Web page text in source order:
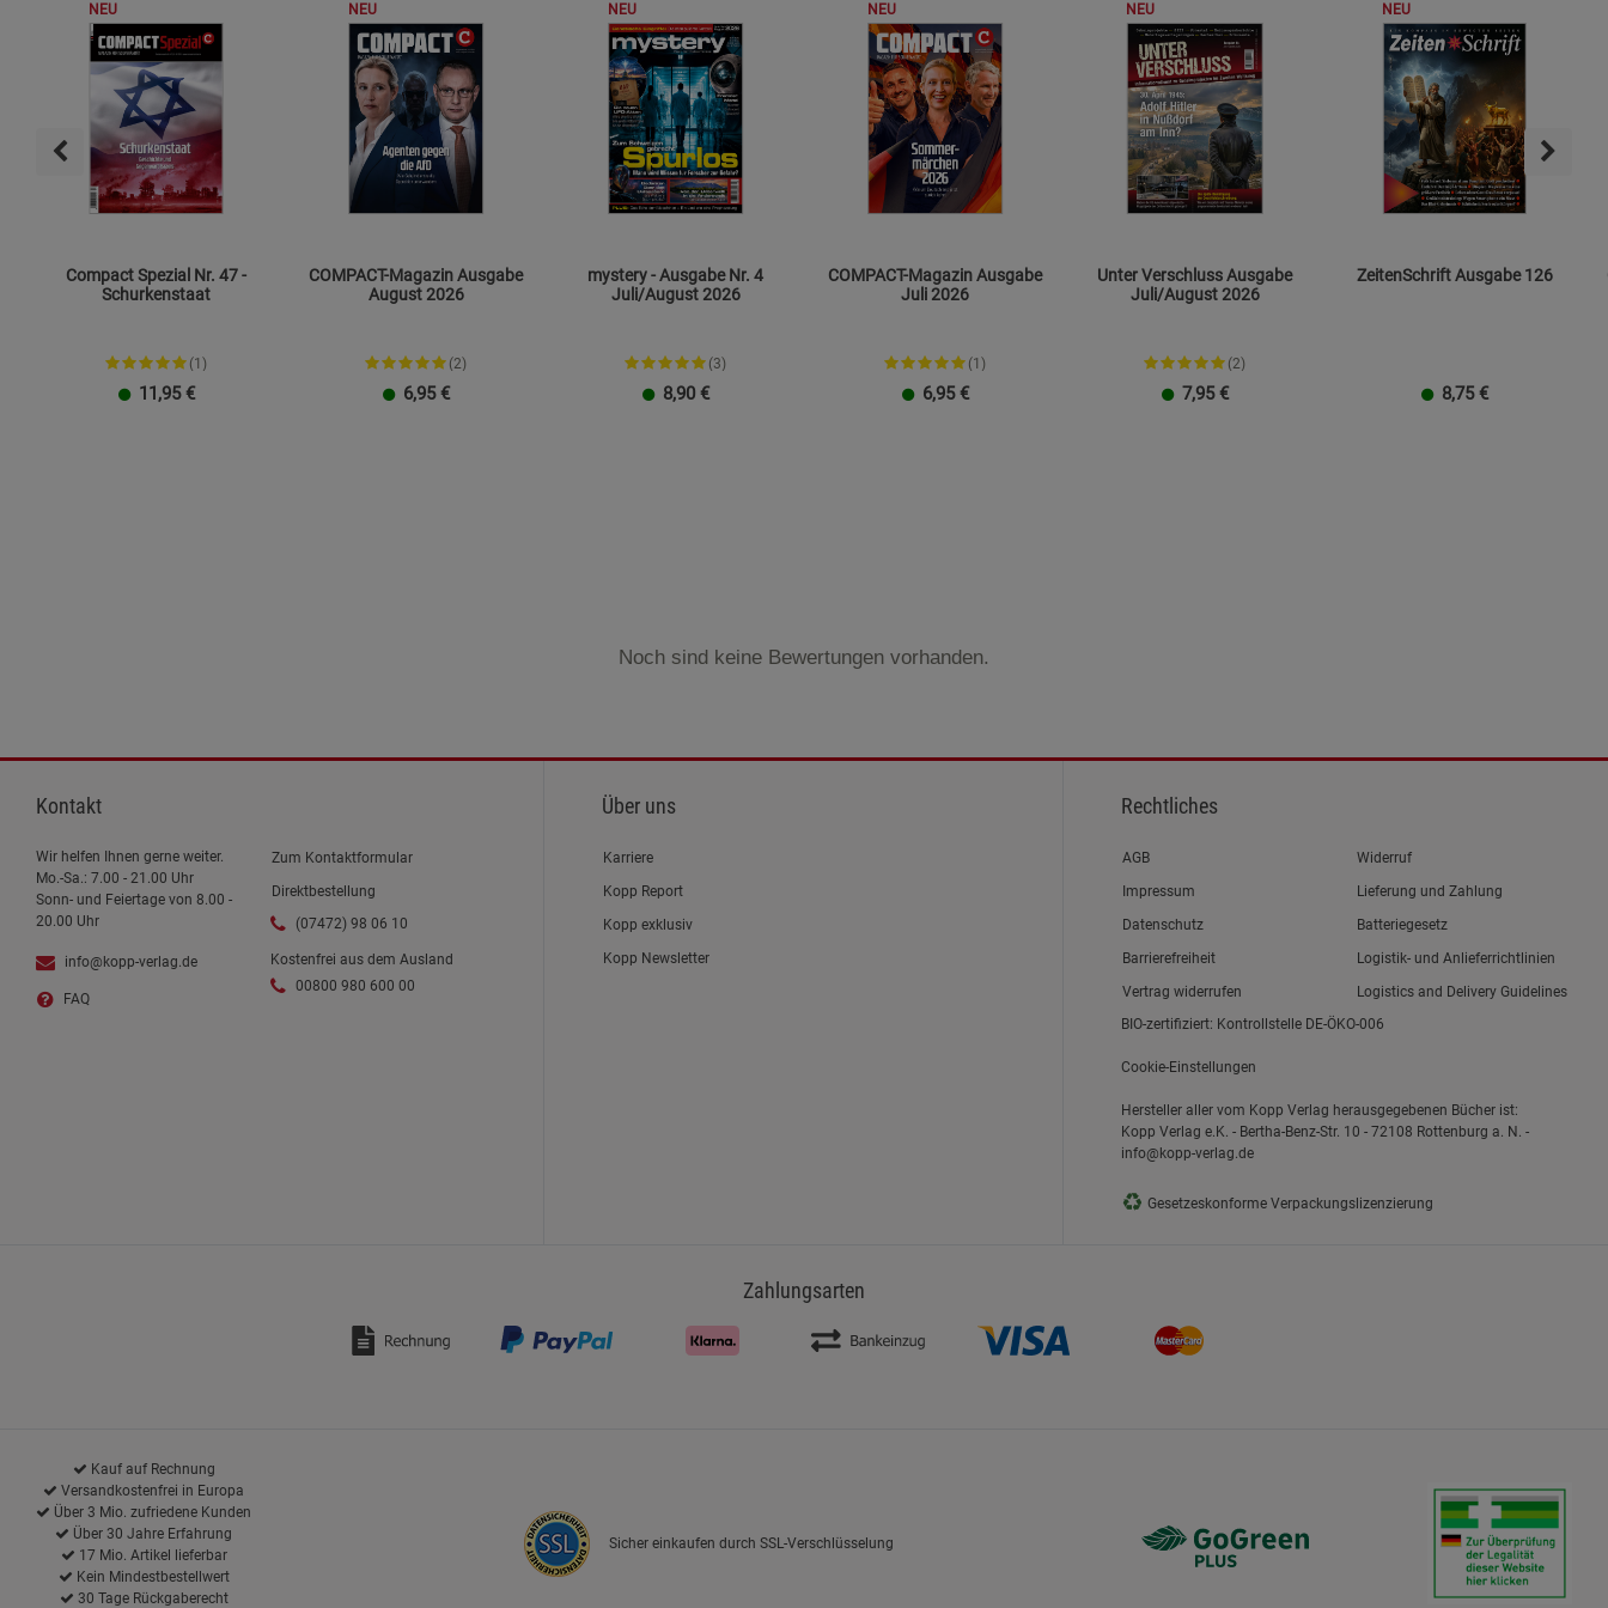
NEU
Compact Spezial Nr. 47 -
Schurkenstaat
(1)
11,95 €
NEU
COMPACT-Magazin Ausgabe
August 2026
(2)
6,95 €
NEU
mystery - Ausgabe Nr. 4
Juli/August 2026
(3)
8,90 €
NEU
COMPACT-Magazin Ausgabe
Juli 2026
(1)
6,95 €
NEU
Unter Verschluss Ausgabe
Juli/August 2026
(2)
7,95 €
NEU
ZeitenSchrift Ausgabe 126
8,75 €
Noch sind keine Bewertungen vorhanden.
Kontakt
Wir helfen Ihnen gerne weiter.
Mo.-Sa.: 7.00 - 21.00 Uhr
Sonn- und Feiertage von 8.00 -
20.00 Uhr
info@kopp-verlag.de
FAQ
Zum Kontaktformular
Direktbestellung
(07472) 98 06 10
Kostenfrei aus dem Ausland
00800 980 600 00
Über uns
Karriere
Kopp Report
Kopp exklusiv
Kopp Newsletter
Rechtliches
Link zum/zur
AGB
Link zum/zur
Impressum
Link zum/zur
Datenschutz
Link zum/zur
Barrierefreiheit
Vertrag widerrufen
Widerruf
Lieferung und Zahlung
Batteriegesetz
Logistik- und Anlieferrichtlinien
Logistics and Delivery Guidelines
BIO-zertifiziert: Kontrollstelle DE-ÖKO-006
Cookie-Einstellungen
Hersteller aller vom Kopp Verlag herausgegebenen Bücher ist:
Kopp Verlag e.K. - Bertha-Benz-Str. 10 - 72108 Rottenburg a. N. -
info@kopp-verlag.de
♻ Gesetzeskonforme Verpackungslizenzierung
Zahlungsarten
Kauf auf Rechnung
Versandkostenfrei in Europa
Über 3 Mio. zufriedene Kunden
Über 30 Jahre Erfahrung
17 Mio. Artikel lieferbar
Kein Mindestbestellwert
30 Tage Rückgaberecht
Sicher einkaufen durch SSL-Verschlüsselung
anzeigen
Statistik Cookies (2) Statistik Cookies
Beschreibung Statistik Cookies
Cookie-Informationen anzeigen
Beschreibung Marketing Cookies
Datenschutzerklärung